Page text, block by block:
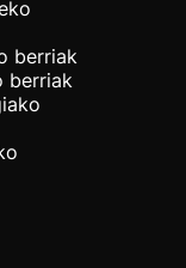
berriak
berriak